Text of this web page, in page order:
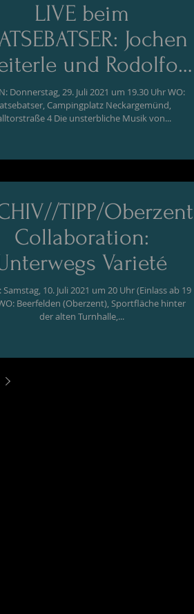
LIVE beim
Jochen
und Rodolfo
"Django-
Projekt"
Uhr WO:
Campingplatz Neckargemünd,
4 Die unsterbliche Musik von...
TIPP/Oberzent
Collaboration:
Varieté
Samstag, 10. Juli 2021 um 20 Uhr (Einlass ab 19
Beerfelden (Oberzent), Sportfläche hinter
der alten Turnhalle,...